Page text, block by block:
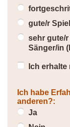
gute/r
sehr gute/r
Sänger/in
Ich
Ich habe
anderen?:
Ja